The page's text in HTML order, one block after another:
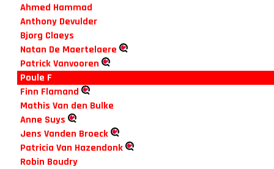
Ahmed Hammad
Anthony Devulder
Bjorg Claeys
Natan De Maertelaere
Patrick Vanvooren
Poule F
Finn Flamand
Mathis Van den Bulke
Anne Suys
Jens Vanden Broeck
Patricia Van Hazendonk
Robin Boudry